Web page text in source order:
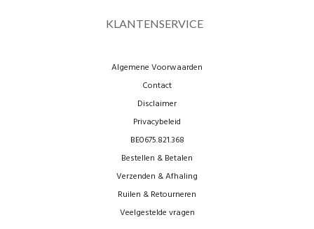
KLANTENSERVICE
Algemene Voorwaarden
Contact
Disclaimer
Privacybeleid
BE0675.821.368
Bestellen & Betalen
Verzenden & Afhaling
Ruilen & Retourneren
Veelgestelde vragen